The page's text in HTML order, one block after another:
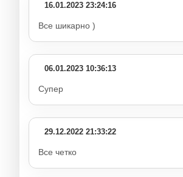
16.01.2023 23:24:16
Все шикарно )
06.01.2023 10:36:13
Супер
29.12.2022 21:33:22
Все четко